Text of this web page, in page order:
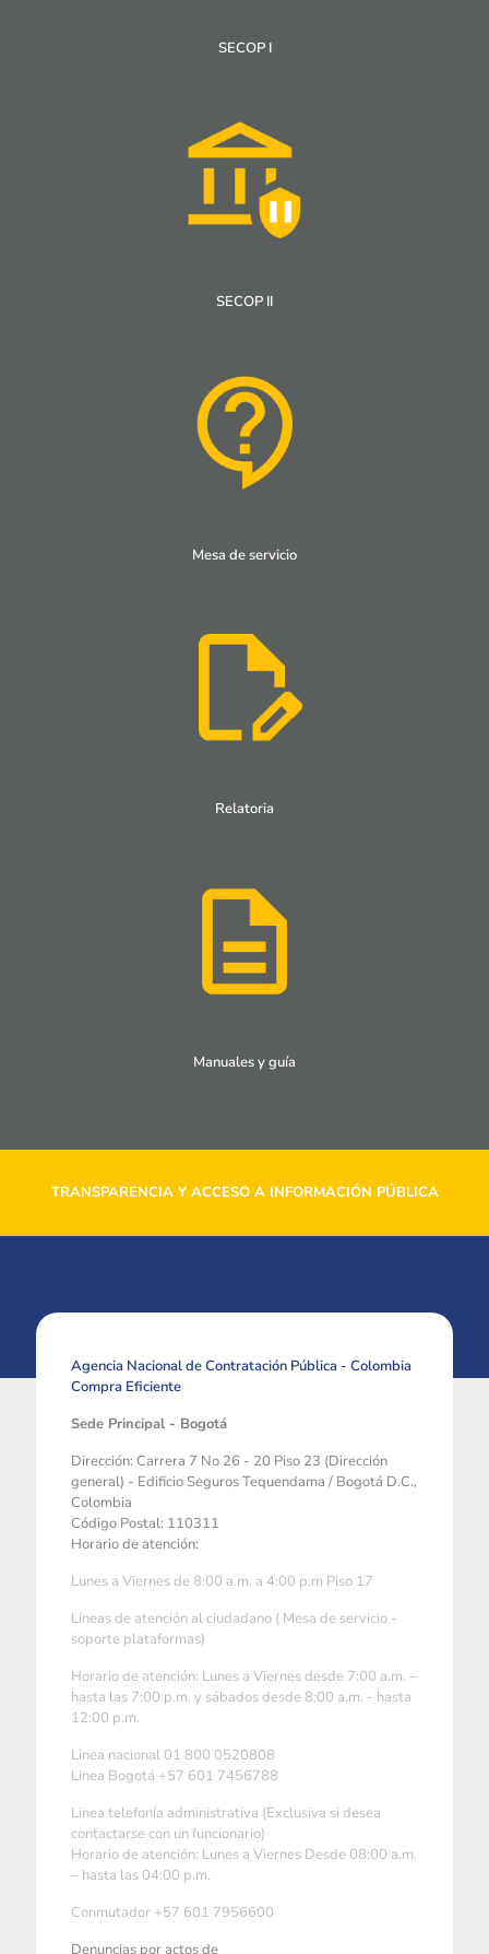
SECOP I
SECOP II
Mesa de servicio
Relatoria
Manuales y guía
TRANSPARENCIA Y ACCESO A INFORMACIÓN PÚBLICA
Agencia Nacional de Contratación Pública - Colombia
Compra Eficiente
Sede Principal - Bogotá
Dirección: Carrera 7 No 26 - 20 Piso 23 (Dirección
general) - Edificio Seguros Tequendama / Bogotá D.C.,
Colombia
Código Postal: 110311
Horario de atención:
Lunes a Viernes de 8:00 a.m. a 4:00 p.m Piso 17
Líneas de atención al ciudadano ( Mesa de servicio -
soporte plataformas)
Horario de atención: Lunes a Viernes desde 7:00 a.m. –
hasta las 7:00 p.m. y sábados desde 8:00 a.m. - hasta
12:00 p.m.
Linea nacional 01 800 0520808
Linea Bogotá +57 601 7456788
Linea telefonía administrativa (Exclusiva si desea
contactarse con un funcionario)
Horario de atención: Lunes a Viernes Desde 08:00 a.m.
– hasta las 04:00 p.m.
Conmutador +57 601 7956600
Denuncias por actos de